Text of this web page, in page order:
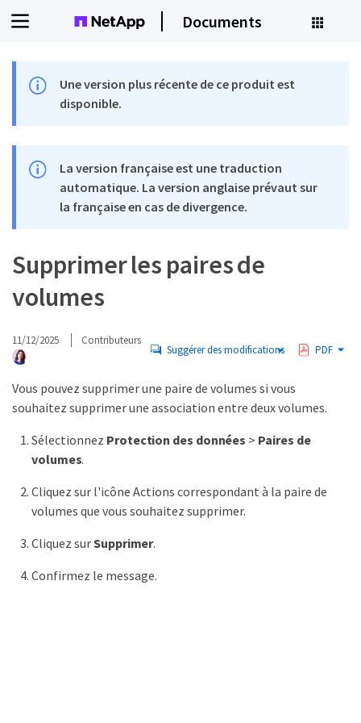
Documents
Une version plus récente de ce produit est
disponible.
La version française est une traduction
automatique. La version anglaise prévaut sur
la française en cas de divergence.
Supprimer les paires de
volumes
11/12/2025 Contributeurs
Suggérer des modifications PDF
Vous pouvez supprimer une paire de volumes si vous
souhaitez supprimer une association entre deux volumes.
Sélectionnez Protection des données > Paires de
volumes.
Cliquez sur l'icône Actions correspondant à la paire de
volumes que vous souhaitez supprimer.
Cliquez surSupprimer.
Confirmez le message.